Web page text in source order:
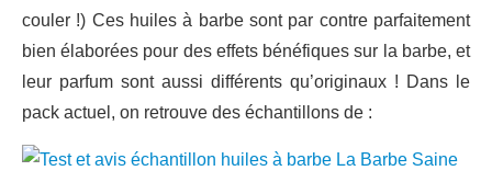
couler !) Ces huiles à barbe sont par contre parfaitement
bien élaborées pour des effets bénéfiques sur la barbe, et
leur parfum sont aussi différents qu’originaux ! Dans le
pack actuel, on retrouve des échantillons de :